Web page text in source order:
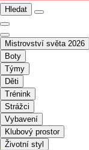
Hledat
Mistrovství světa 2026
Boty
Týmy
Děti
Trénink
Strážci
Vybavení
Klubový prostor
Životní styl